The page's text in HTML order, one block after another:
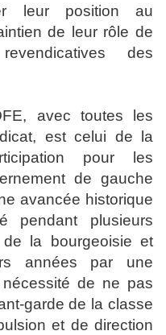
leur position au
de leur rôle de
des
avec toutes les
est celui de la
pour les
de gauche
avancée historique
pendant plusieurs
la bourgeoisie et
années par une
de ne pas
garde de la classe
et de direction